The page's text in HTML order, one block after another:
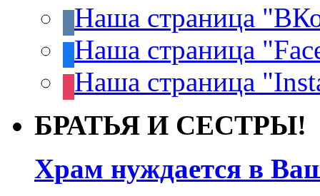
Наша страница
Наша страница
Наша страница
БРАТЬЯ И СЕСТРЫ!
Храм нуждается в